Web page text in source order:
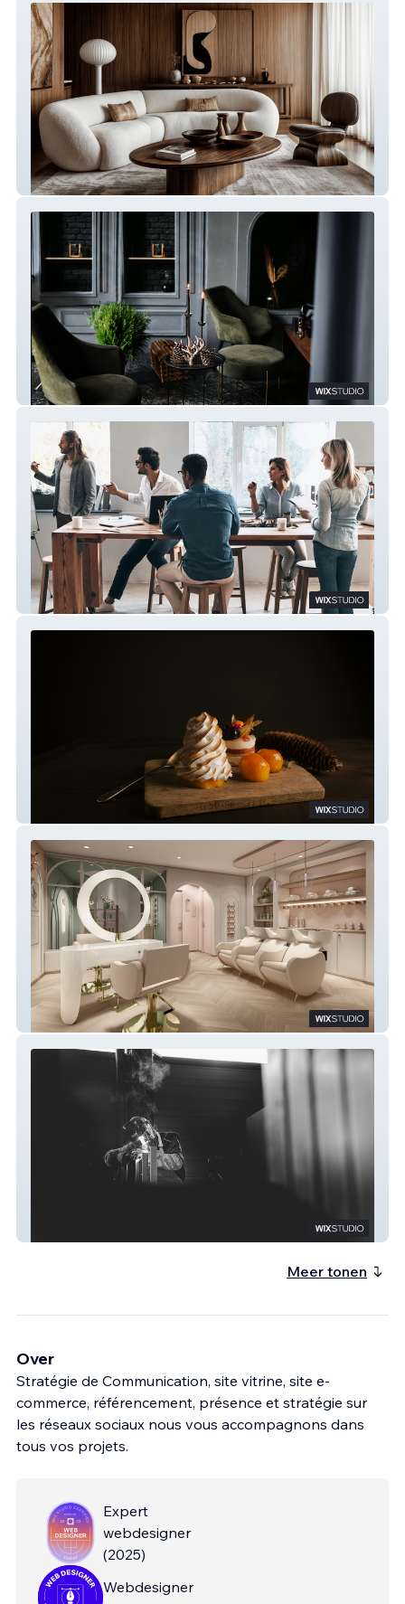
STUDIO BELVÉDÈRE
BILESIMO & GUILLARD
BECHANGE CONSEIL
DECOURT DESSERTS
PAULINE LE THOMAS
Meer tonen
Over
Stratégie de Communication, site vitrine, site e-
commerce, référencement, présence et stratégie sur
les réseaux sociaux nous vous accompagnons dans
tous vos projets.
Expert
webdesigner
(2025)
Webdesigner